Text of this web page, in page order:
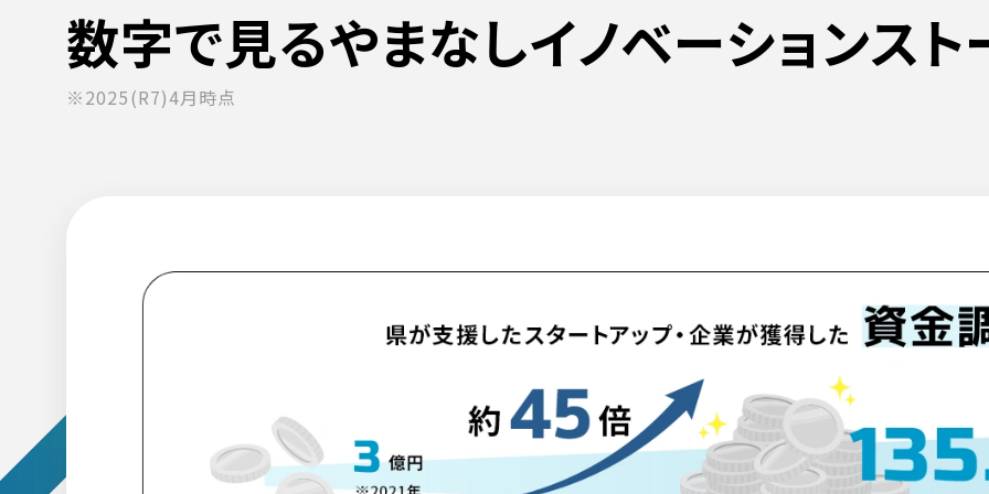
数字で​見るやまなしイノベーションスト
※2025(R7)4月時点